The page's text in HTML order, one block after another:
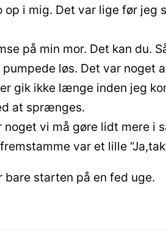
op i mig. Det var lige før jeg
på min mor. Det kan du.
pumpede løs. Det var noget
gik ikke længe inden jeg
at sprænges.
noget vi må gøre lidt mere i
var et lille
bare starten på en fed uge.